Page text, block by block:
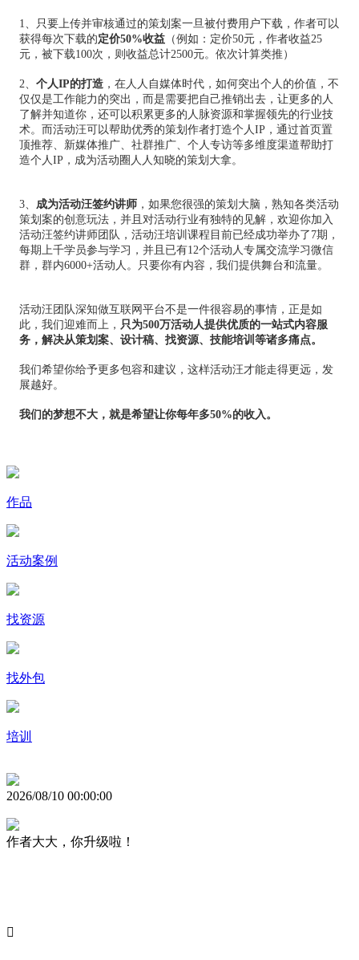
1、只要上传并审核通过的策划案一旦被付费用户下载，作者可以
获得每次下载的定价50%收益 （例如：定价50元，作者收益25
元，被下载100次，则收益总计2500元。依次计算类推）
2、 个人IP的打造 ，在人人自媒体时代，如何突出个人的价值，不
仅仅是工作能力的突出，而是需要把自己推销出去，让更多的人
了解并知道你，还可以积累更多的人脉资源和掌握领先的行业技
术。而活动汪可以帮助优秀的策划作者打造个人IP，通过首页置
顶推荐、新媒体推广、社群推广、个人专访等多维度渠道帮助打
造个人IP，成为活动圈人人知晓的策划大拿。
3、 成为活动汪签约讲师 ，如果您很强的策划大脑，熟知各类活动
策划案的创意玩法，并且对活动行业有独特的见解，欢迎你加入
活动汪签约讲师团队，活动汪培训课程目前已经成功举办了7期，
每期上千学员参与学习，并且已有12个活动人专属交流学习微信
群，群内6000+活动人。只要你有内容，我们提供舞台和流量。
活动汪团队深知做互联网平台不是一件很容易的事情，正是如
此，我们迎难而上， 只为500万活动人提供优质的一站式内容服
务，解决从策划案、设计稿、找资源、技能培训等诸多痛点。
我们希望你给予更多包容和建议，这样活动汪才能走得更远，发
展越好。
我们的梦想不大，就是希望让你每年多50%的收入。
作品
活动案例
找资源
找外包
培训
2026/08/10 00:00:00
作者大大，你升级啦！
